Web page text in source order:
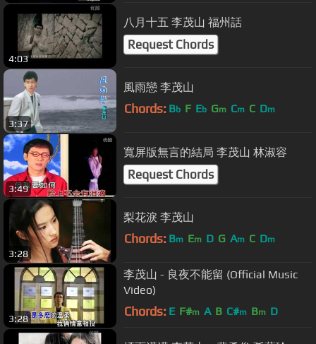
4:03
八月十五 李茂山 福州話
Request Chords
3:37
風雨戀 李茂山
Chords: Bb F Eb Gm Cm C Dm
3:49
寬屏版無言的結局 李茂山 林淑容
Request Chords
3:28
梨花淚 李茂山
Chords: Bm Em D G Am C Dm
3:28
李茂山 - 良夜不能留 (Official Music
Video)
Chords: E F#m A B C#m Bm D